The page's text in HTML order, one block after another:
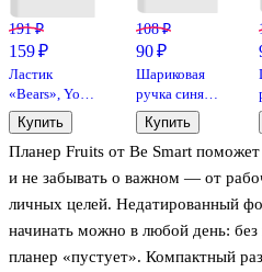
Планер Fruits от Be Smart
и не забывать о важном — от
личных целей. Недатированный
начинать можно в любой день:
планер «пустует». Компактный
191 ₽
159 ₽
Ластик
«Bears», Yoi,
5 штук, в
ассортименте
Купить
108 ₽
90 ₽
Шариковая
ручка синяя
0,7 мм, Mur-
Mur, Be
Smart
Купить